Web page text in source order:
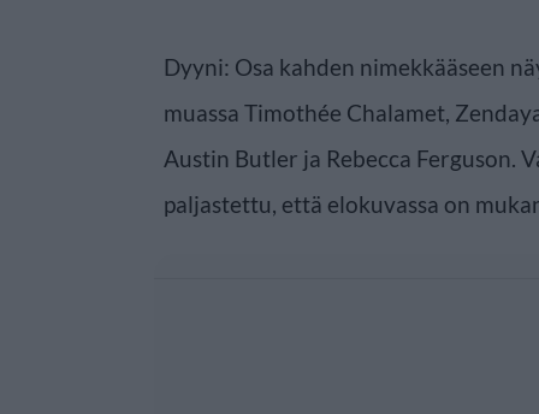
Dyyni: Osa kahden nimekkääseen
muassa Timothée Chalamet,
Austin Butler ja Rebecca Ferguson.
paljastettu, että elokuvassa on